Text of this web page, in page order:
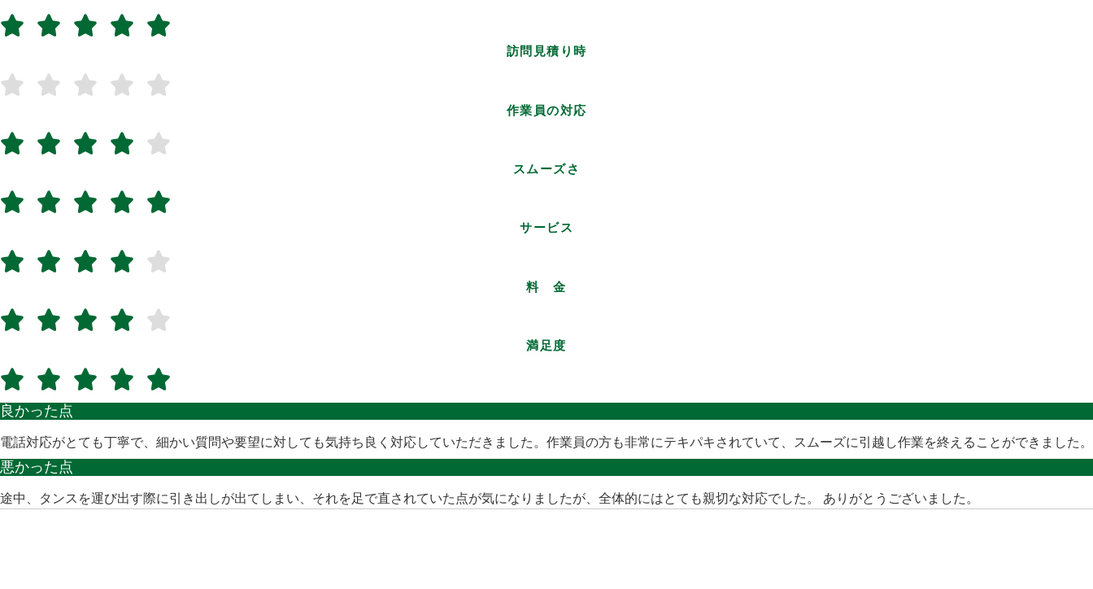
訪問見積り時
作業員の対応
スムーズさ
サービス
料 金
満足度
良かった点
電話対応がとても丁寧で、細かい質問や要望に対しても気持ち良く対応していただきました。作業員の方も非常にテキパキされていて、スムーズに引越し作業を終えることができました。
悪かった点
途中、タンスを運び出す際に引き出しが出てしまい、それを足で直されていた点が気になりましたが、全体的にはとても親切な対応でした。 ありがとうございました。